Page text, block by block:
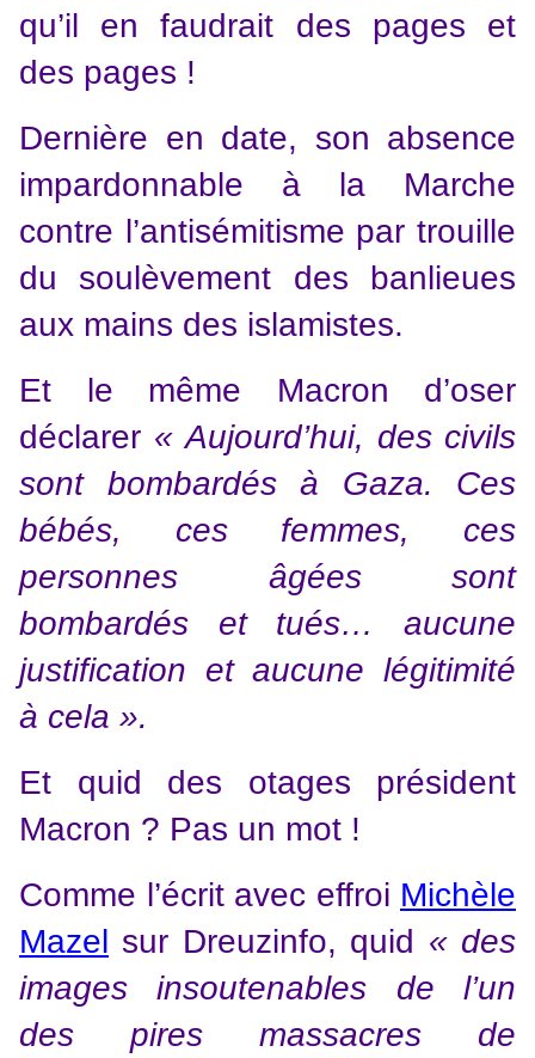
qu’il en faudrait des pages et
des pages !
Dernière en date, son absence
impardonnable à la Marche
contre l’antisémitisme par trouille
du soulèvement des banlieues
aux mains des islamistes.
Et le même Macron d’oser
déclarer «Aujourd’hui, des civils
sont bombardés à Gaza. Ces
bébés, ces femmes, ces
personnes âgées sont
bombardés et tués… aucune
justification et aucune légitimité
à cela ».
Et quid des otages président
Macron ? Pas un mot !
Comme l’écrit avec effroi Michèle
Mazel sur Dreuzinfo, quid « des
images insoutenables de l’un
des pires massacres de